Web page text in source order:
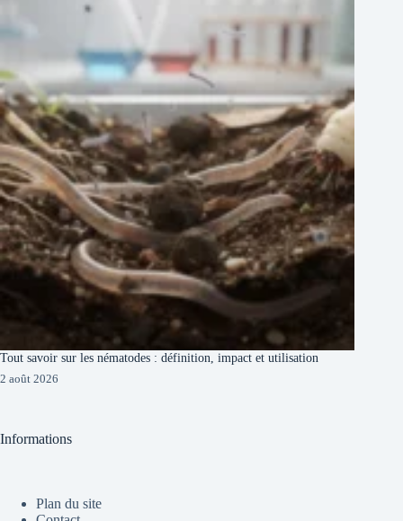
Tout savoir sur les nématodes : définition, impact et utilisation
2 août 2026
Informations
Plan du site